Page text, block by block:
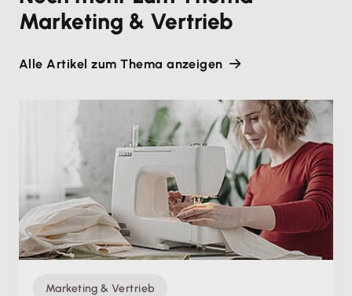
Marketing & Vertrieb
Alle Artikel zum Thema anzeigen
Marketing & Vertrieb